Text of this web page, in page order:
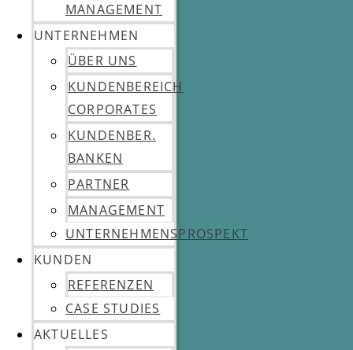
MANAGEMENT
UNTERNEHMEN
ÜBER UNS
KUNDENBEREICH
CORPORATES
KUNDENBER.
BANKEN
PARTNER
MANAGEMENT
UNTERNEHMENSPROSPEKT
KUNDEN
REFERENZEN
CASE STUDIES
AKTUELLES